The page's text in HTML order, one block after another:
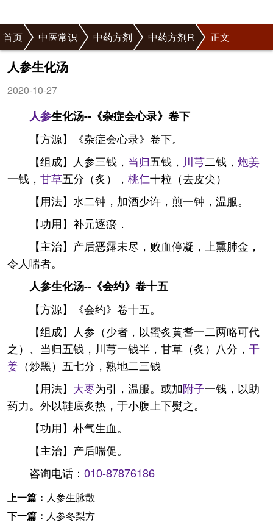
首页 中医常识 中药方剂 中药方剂R 正文
人参生化汤
2020-10-27
人参生化汤--《杂症会心录》卷下
【方源】《杂症会心录》卷下。
【组成】人参三钱， 当归五钱， 川芎二钱， 炮姜
一钱， 甘草五分（炙）， 桃仁十粒（去皮尖）
【用法】水二钟，加酒少许，煎一钟，温服。
【功用】补元逐瘀．
【主治】产后恶露未尽，败血停凝，上熏肺金，
令人喘者。
人参生化汤--《会约》卷十五
【方源】《会约》卷十五。
【组成】人参（少者，以蜜炙黄耆一二两略可代
之）、当归五钱，川芎一钱半，甘草（炙）八分， 干
姜 （炒黑）五七分，熟地二三钱
【用法】 大枣为引，温服。或加附子一钱，以助
药力。外以鞋底炙热，于小腹上下熨之。
【功用】朴气生血。
【主治】产后喘促。
咨询电话： 010-87876186
上一篇： 人参生脉散
下一篇： 人参冬梨方